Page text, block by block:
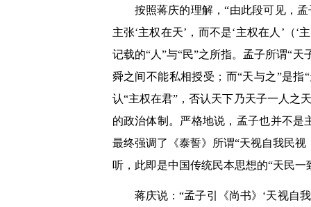
按照蒋庆的理解，“由此段可见，
主张‘主权在天’，而不是‘主权在人’（
记载的“人”与“民”之所指。孟子所谓“
舜之间不能私相授受；而“天与之”是指
认“主权在君”，否认天下乃天子一人之
的政治体制。严格地说，孟子也并不是
最终强调了《泰誓》所谓“天视自我民
听，此即是中国传统民本思想的“天民
蒋庆说：“孟子引《尚书》‘天视自